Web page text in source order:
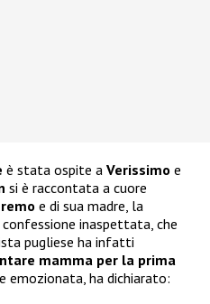
è stata ospite a Verissimo e
si è raccontata a cuore
e di sua madre, la
inaspettata, che
pugliese ha infatti
mamma per la prima
emozionata, ha dichiarato: